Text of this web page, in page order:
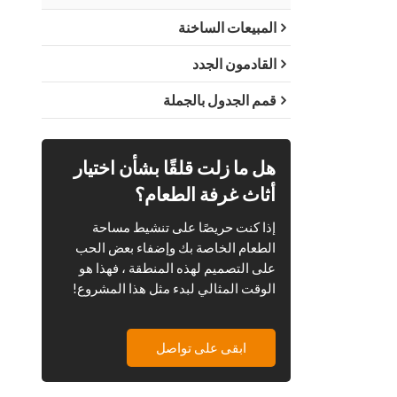
المبيعات الساخنة
القادمون الجدد
قمم الجدول بالجملة
هل ما زلت قلقًا بشأن اختيار
أثاث غرفة الطعام؟
إذا كنت حريصًا على تنشيط مساحة
الطعام الخاصة بك وإضفاء بعض الحب
على التصميم لهذه المنطقة ، فهذا هو
الوقت المثالي لبدء مثل هذا المشروع!
ابقى على تواصل